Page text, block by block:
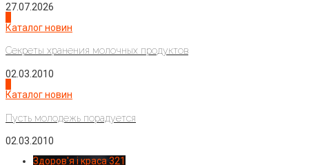
27.07.2026
Каталог новин
Секреты хранения молочных продуктов
02.03.2010
Каталог новин
Пусть молодежь порадуется
02.03.2010
Здоров'я і краса 321